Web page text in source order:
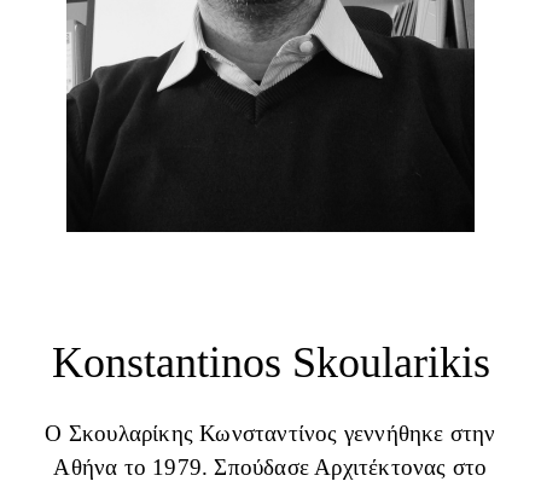
Konstantinos Skoularikis
Ο Σκουλαρίκης Κωνσταντίνος γεννήθηκε στην
Αθήνα το 1979. Σπούδασε Αρχιτέκτονας στο